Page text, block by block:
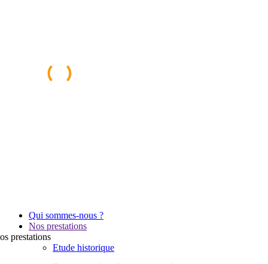
Qui sommes-nous ?
Nos prestations
prestations
Etude historique